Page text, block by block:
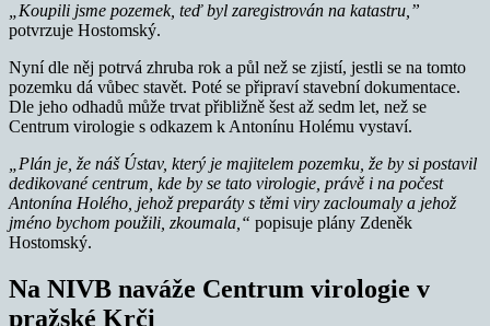
„Koupili jsme pozemek, teď byl zaregistrován na katastru,”
potvrzuje Hostomský.
Nyní dle něj potrvá zhruba rok a půl než se zjistí, jestli se na tomto
pozemku dá vůbec stavět. Poté se připraví stavební dokumentace.
Dle jeho odhadů může trvat přibližně šest až sedm let, než se
Centrum virologie s odkazem k Antonínu Holému vystaví.
„Plán je, že náš Ústav, který je majitelem pozemku, že by si postavil
dedikované centrum, kde by se tato virologie, právě i na počest
Antonína Holého, jehož preparáty s těmi viry zacloumaly a jehož
jméno bychom použili, zkoumala,“ popisuje plány Zdeněk
Hostomský.
Na NIVB naváže Centrum virologie v
pražské Krči